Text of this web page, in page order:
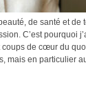
de santé et de
C’est pourquoi
de cœur du
mais en particulier